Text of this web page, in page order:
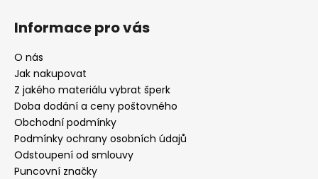
Informace pro vás
O nás
Jak nakupovat
Z jakého materiálu vybrat šperk
Doba dodání a ceny poštovného
Obchodní podmínky
Podmínky ochrany osobních údajů
Odstoupení od smlouvy
Puncovní značky